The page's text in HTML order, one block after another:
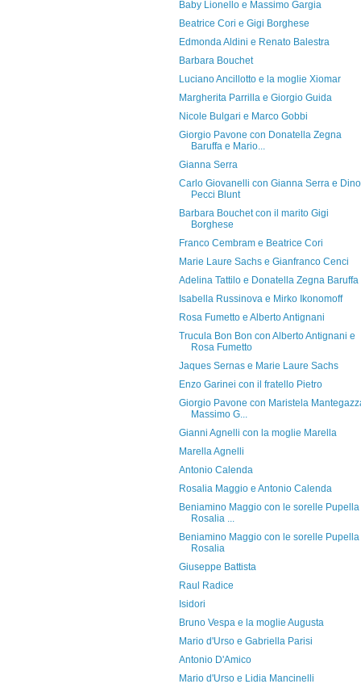
Baby Lionello e Massimo Gargia
Beatrice Cori e Gigi Borghese
Edmonda Aldini e Renato Balestra
Barbara Bouchet
Luciano Ancillotto e la moglie Xiomar
Margherita Parrilla e Giorgio Guida
Nicole Bulgari e Marco Gobbi
Giorgio Pavone con Donatella Zegna
Baruffa e Mario...
Gianna Serra
Carlo Giovanelli con Gianna Serra e Dino
Pecci Blunt
Barbara Bouchet con il marito Gigi
Borghese
Franco Cembram e Beatrice Cori
Marie Laure Sachs e Gianfranco Cenci
Adelina Tattilo e Donatella Zegna Baruffa
Isabella Russinova e Mirko Ikonomoff
Rosa Fumetto e Alberto Antignani
Trucula Bon Bon con Alberto Antignani e
Rosa Fumetto
Jaques Sernas e Marie Laure Sachs
Enzo Garinei con il fratello Pietro
Giorgio Pavone con Maristela
Massimo G...
Gianni Agnelli con la moglie Marella
Marella Agnelli
Antonio Calenda
Rosalia Maggio e Antonio Calenda
Beniamino Maggio con le sorelle Pupella
Rosalia ...
Beniamino Maggio con le sorelle Pupella
Rosalia
Giuseppe Battista
Raul Radice
Isidori
Bruno Vespa e la moglie Augusta
Mario d'Urso e Gabriella Parisi
Antonio D'Amico
Mario d'Urso e Lidia Mancinelli